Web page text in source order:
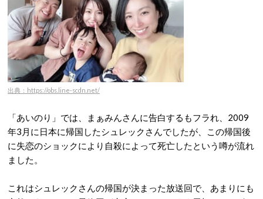
出典：https://obs.line-scdn.net/
「あいのり」では、まぁみんさんに告白するもフラれ、2009
年3月に日本に帰国したシュレックさんでしたが、この帰国後
に失恋のショックにより自殺によって死亡したという噂が流れ
ました。
これはシュレックさんの帰国が決まった放送回で、あまりにも